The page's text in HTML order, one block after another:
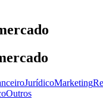
JurídicoMarketing
Outros